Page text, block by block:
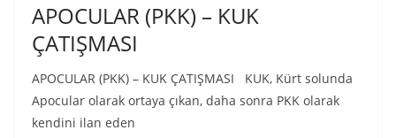
APOCULAR (PKK) – KUK
ÇATIŞMASI
APOCULAR (PKK) – KUK ÇATIŞMASI KUK, Kürt solunda
Apocular olarak ortaya çıkan, daha sonra PKK olarak
kendini ilan eden